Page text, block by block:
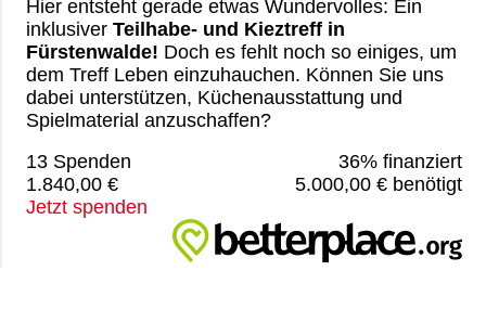
Hier entsteht gerade etwas Wundervolles: Ein
inklusiverTeilhabe- und Kieztreff in
Fürstenwalde! Doch es fehlt noch so einiges, um
dem Treff Leben einzuhauchen. Können Sie uns
dabei unterstützen, Küchenausstattung und
Spielmaterial anzuschaffen?
13 Spenden
36% finanziert
1.840,00 €
5.000,00 € benötigt
Jetzt spenden